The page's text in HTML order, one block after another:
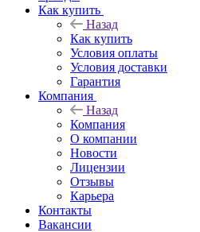
Как купить
Назад
Как купить
Условия оплаты
Условия доставки
Гарантия
Компания
Назад
Компания
О компании
Новости
Лицензии
Отзывы
Карьера
Контакты
Вакансии